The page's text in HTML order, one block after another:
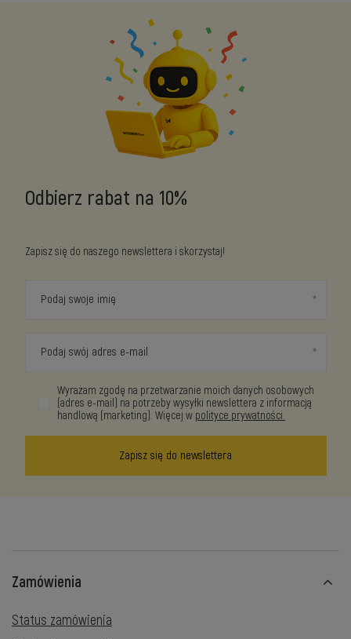
Odbierz rabat na 10%
Zapisz się do naszego newslettera i skorzystaj!
Podaj swoje imię
Podaj swój adres e-mail
Wyrażam zgodę na przetwarzanie moich danych osobowych
(adres e-mail) na potrzeby wysyłki newslettera z informacją
handlową (marketing). Więcej w polityce prywatności.
Zapisz się do newslettera
Zamówienia
Status zamówienia